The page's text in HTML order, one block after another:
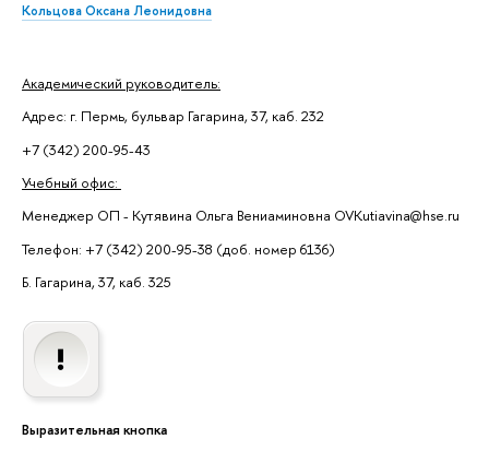
Кольцова Оксана Леонидовна
Академический руководитель:
Адрес: г. Пермь, бульвар Гагарина, 37, каб. 232
+7 (342) 200-95-43
Учебный офис:
Менеджер ОП - Кутявина Ольга Вениаминовна OVKutiavina@hse.ru
Телефон: +7 (342) 200-95-38 (доб. номер 6136)
Б. Гагарина, 37, каб. 325
Выразительная кнопка